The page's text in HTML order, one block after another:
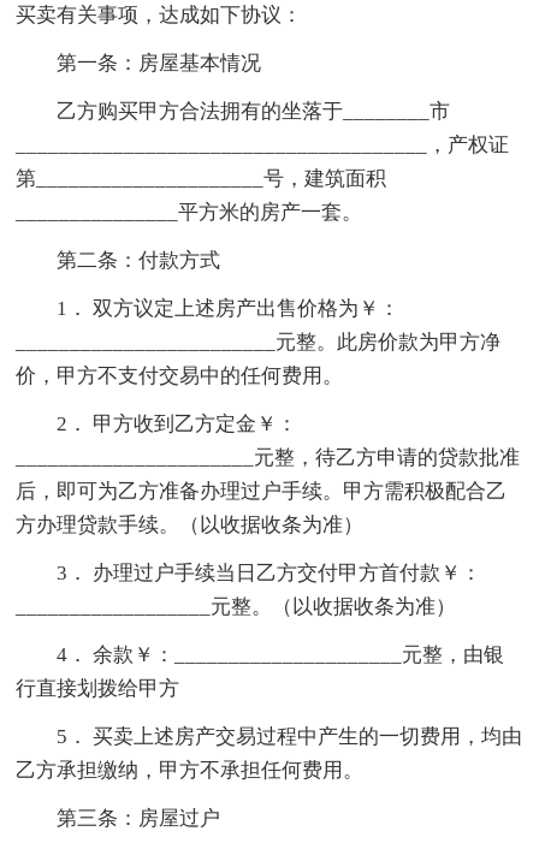
买卖有关事项，达成如下协议：
第一条：房屋基本情况
乙方购买甲方合法拥有的坐落于________市
______________________________________，产权证
第_____________________号，建筑面积
_______________平方米的房产一套。
第二条：付款方式
1． 双方议定上述房产出售价格为￥：
________________________元整。此房价款为甲方净
价，甲方不支付交易中的任何费用。
2． 甲方收到乙方定金￥：
______________________元整，待乙方申请的贷款批准
后，即可为乙方准备办理过户手续。甲方需积极配合乙
方办理贷款手续。（以收据收条为准）
3． 办理过户手续当日乙方交付甲方首付款￥：
__________________元整。（以收据收条为准）
4． 余款￥：_____________________元整，由银
行直接划拨给甲方
5． 买卖上述房产交易过程中产生的一切费用，均由
乙方承担缴纳，甲方不承担任何费用。
第三条：房屋过户